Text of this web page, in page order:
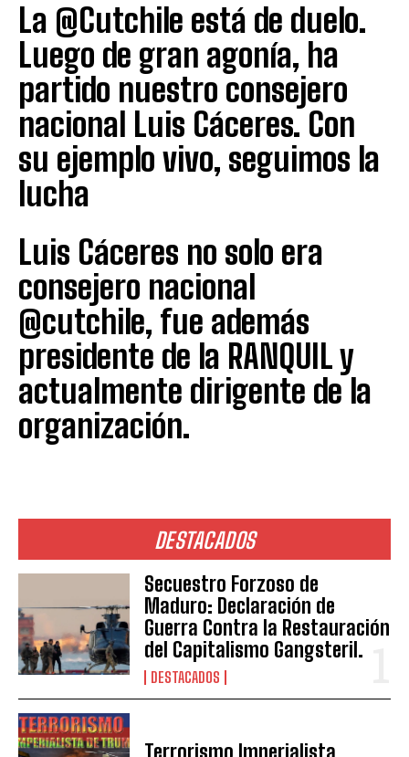
DESTACADOS
Secuestro Forzoso de
Maduro: Declaración de
Guerra Contra la Restauración
del Capitalismo Gangsteril.
DESTACADOS
Terrorismo Imperialista
La @Cutchile está de duelo.
Luego de gran agonía, ha
partido nuestro consejero
nacional Luis Cáceres. Con
su ejemplo vivo, seguimos la
lucha
Luis Cáceres no solo era
consejero nacional
@cutchile, fue además
presidente de la RANQUIL y
actualmente dirigente de la
organización.